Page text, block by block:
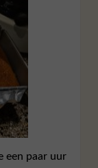
een paar uur